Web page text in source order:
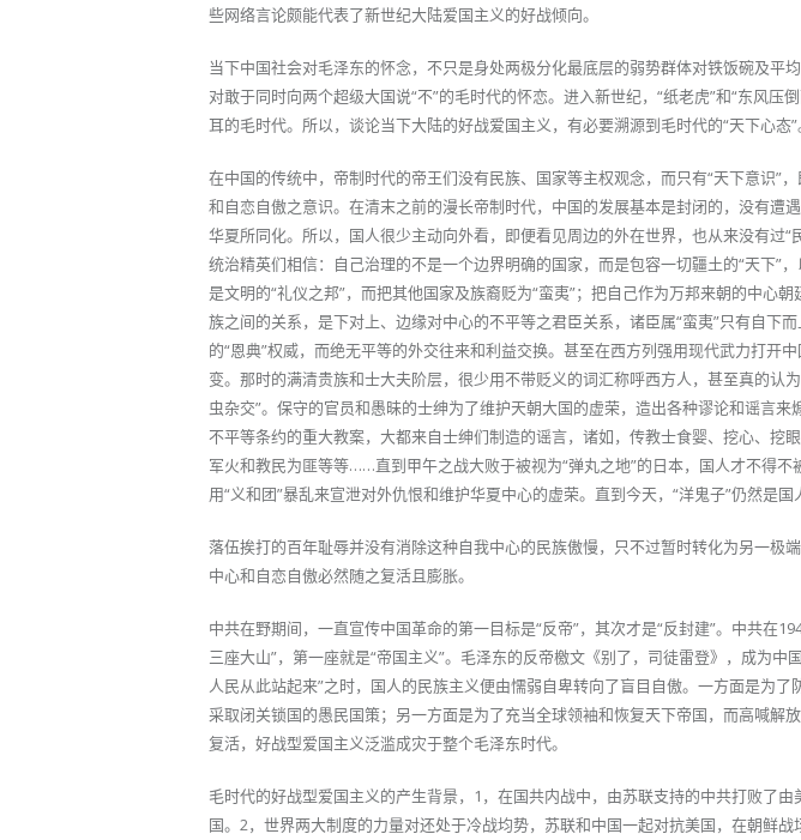
些网络言论颇能代表了新世纪大陆爱国主义的好战倾向。
当下中国社会对毛泽东的怀念，不只是身处两极分化最底层的弱势群体对铁饭碗及平
对敢于同时向两个超级大国说“不”的毛时代的怀恋。进入新世纪，“纸老虎”和“东风压
耳的毛时代。所以，谈论当下大陆的好战爱国主义，有必要溯源到毛时代的“天下心态”
在中国的传统中，帝制时代的帝王们没有民族、国家等主权观念，而只有“天下意识”
和自恋自傲之意识。在清末之前的漫长帝制时代，中国的发展基本是封闭的，没有遭
华夏所同化。所以，国人很少主动向外看，即便看见周边的外在世界，也从来没有过“
统治精英们相信：自己治理的不是一个边界明确的国家，而是包容一切疆土的“天下”
是文明的“礼仪之邦”，而把其他国家及族裔贬为“蛮夷”；把自己作为万邦来朝的中心
族之间的关系，是下对上、边缘对中心的不平等之君臣关系，诸臣属“蛮夷”只有自下
的“恩典”权威，而绝无平等的外交往来和利益交换。甚至在西方列强用现代武力打开
变。那时的满清贵族和士大夫阶层，很少用不带贬义的词汇称呼西方人，甚至真的认
虫杂交”。保守的官员和愚昧的士绅为了维护天朝大国的虚荣，造出各种谬论和谣言
不平等条约的重大教案，大都来自士绅们制造的谣言，诸如，传教士食婴、挖心、挖
军火和教民为匪等等……直到甲午之战大败于被视为“弹丸之地”的日本，国人才不得
用“义和团”暴乱来宣泄对外仇恨和维护华夏中心的虚荣。直到今天，“洋鬼子”仍然是国
落伍挨打的百年耻辱并没有消除这种自我中心的民族傲慢，只不过暂时转化为另一
中心和自恋自傲必然随之复活且膨胀。
中共在野期间，一直宣传中国革命的第一目标是“反帝”，其次才是“反封建”。中共在
三座大山”，第一座就是“帝国主义”。毛泽东的反帝檄文《别了，司徒雷登》，成为中
人民从此站起来”之时，国人的民族主义便由懦弱自卑转向了盲目自傲。一方面是为
采取闭关锁国的愚民国策；另一方面是为了充当全球领袖和恢复天下帝国，而高喊解
复活，好战型爱国主义泛滥成灾于整个毛泽东时代。
毛时代的好战型爱国主义的产生背景，1，在国共内战中，由苏联支持的中共打败了
国。2，世界两大制度的力量对还处于冷战均势，苏联和中国一起对抗美国，在朝鲜